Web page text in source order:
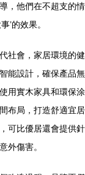
，他們在不超支的情
效果。
會，家居環境的健
能設計，確保產品無
薦使用實木家具和環保涂
間布局，打造舒適宜居
，可比優居還會提供針
傷害。